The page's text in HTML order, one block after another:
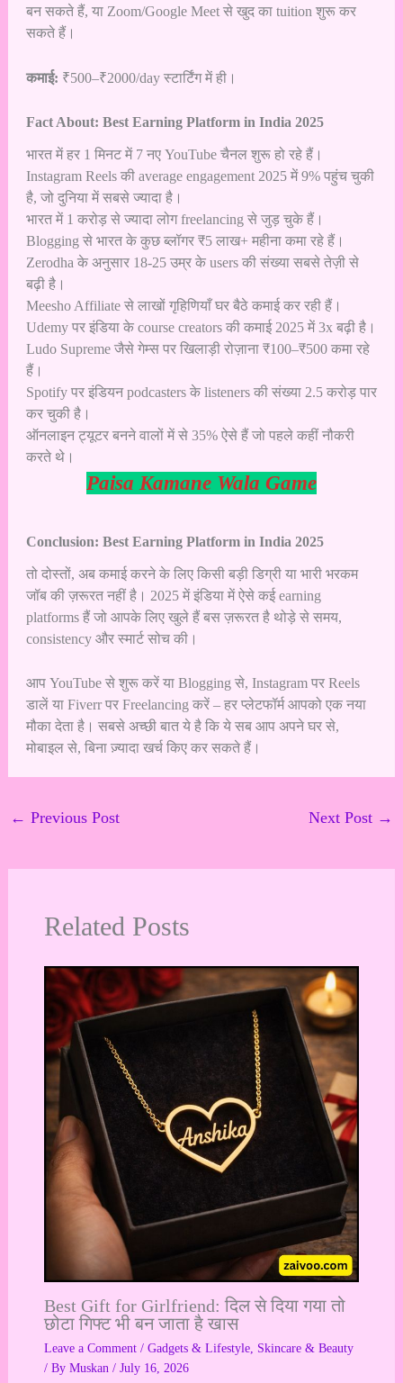
बन सकते हैं, या Zoom/Google Meet से खुद का tuition शुरू कर
सकते हैं।
कमाई: ₹500–₹2000/day स्टार्टिंग में ही।
Fact About: Best Earning Platform in India 2025
भारत में हर 1 मिनट में 7 नए YouTube चैनल शुरू हो रहे हैं।
Instagram Reels की average engagement 2025 में 9% पहुंच चुकी
है, जो दुनिया में सबसे ज्यादा है।
भारत में 1 करोड़ से ज्यादा लोग freelancing से जुड़ चुके हैं।
Blogging से भारत के कुछ ब्लॉगर ₹5 लाख+ महीना कमा रहे हैं।
Zerodha के अनुसार 18-25 उम्र के users की संख्या सबसे तेज़ी से
बढ़ी है।
Meesho Affiliate से लाखों गृहिणियाँ घर बैठे कमाई कर रही हैं।
Udemy पर इंडिया के course creators की कमाई 2025 में 3x बढ़ी है।
Ludo Supreme जैसे गेम्स पर खिलाड़ी रोज़ाना ₹100–₹500 कमा रहे
हैं।
Spotify पर इंडियन podcasters के listeners की संख्या 2.5 करोड़ पार
कर चुकी है।
ऑनलाइन ट्यूटर बनने वालों में से 35% ऐसे हैं जो पहले कहीं नौकरी
करते थे।
Paisa Kamane Wala Game
Conclusion: Best Earning Platform in India 2025
तो दोस्तों, अब कमाई करने के लिए किसी बड़ी डिग्री या भारी भरकम
जॉब की ज़रूरत नहीं है। 2025 में इंडिया में ऐसे कई earning
platforms हैं जो आपके लिए खुले हैं बस ज़रूरत है थोड़े से समय,
consistency और स्मार्ट सोच की।
आप YouTube से शुरू करें या Blogging से, Instagram पर Reels
डालें या Fiverr पर Freelancing करें – हर प्लेटफॉर्म आपको एक नया
मौका देता है। सबसे अच्छी बात ये है कि ये सब आप अपने घर से,
मोबाइल से, बिना ज़्यादा खर्च किए कर सकते हैं।
← Previous Post Next Post →
Related Posts
Best Gift for Girlfriend: दिल से दिया गया तो
छोटा गिफ्ट भी बन जाता है खास
Leave a Comment / Gadgets & Lifestyle, Skincare & Beauty
/ By Muskan / July 16, 2026